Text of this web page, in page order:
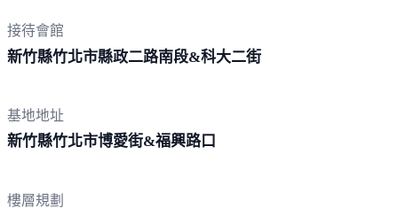
接待會館
新竹縣竹北市縣政二路南段&科大二街
基地地址
新竹縣竹北市博愛街&福興路口
樓層規劃